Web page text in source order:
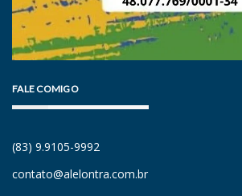
FALE COMIGO
(83) 9.9105-9992
contato@alelontra.com.br